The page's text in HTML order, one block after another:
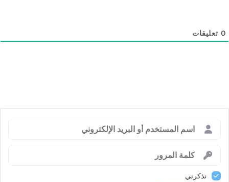
0 تعليقات
تذكرني